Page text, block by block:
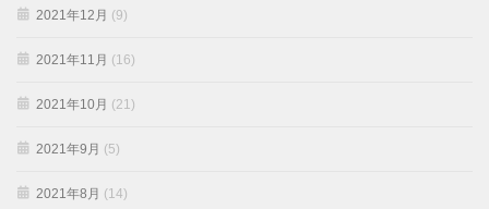
2021年12月 (9)
2021年11月 (16)
2021年10月 (21)
2021年9月 (5)
2021年8月 (14)